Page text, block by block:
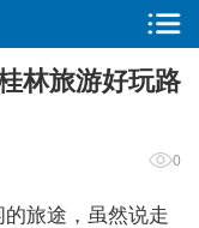
林旅游好玩路
0
旅途，虽然说走